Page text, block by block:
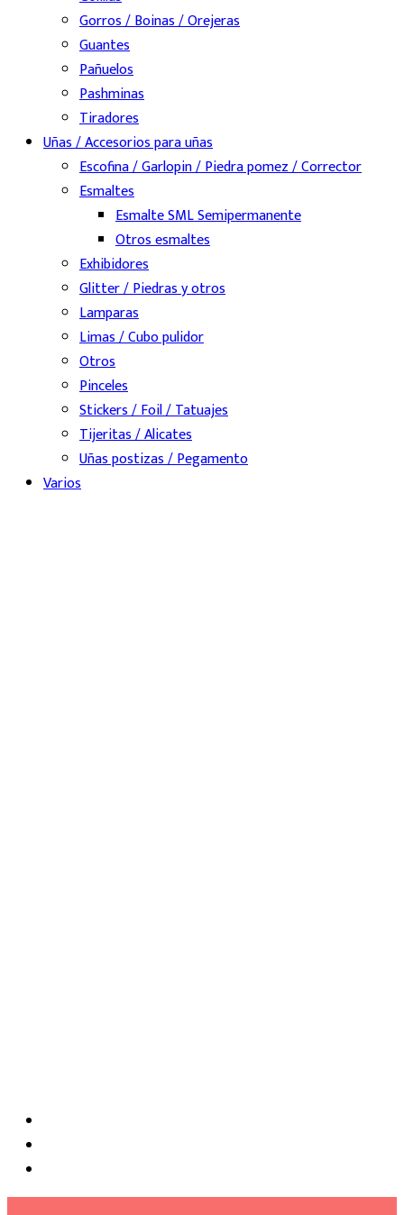
Gorros / Boinas / Orejeras
Guantes
Pañuelos
Pashminas
Tiradores
Uñas / Accesorios para uñas
Escofina / Garlopin / Piedra pomez / Corrector
Esmaltes
Esmalte SML Semipermanente
Otros esmaltes
Exhibidores
Glitter / Piedras y otros
Lamparas
Limas / Cubo pulidor
Otros
Pinceles
Stickers / Foil / Tatuajes
Tijeritas / Alicates
Uñas postizas / Pegamento
Varios